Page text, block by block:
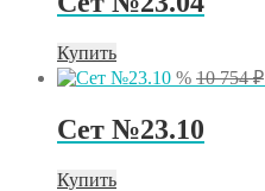
Купить
% 10 754₽
Сет №23.10
Купить